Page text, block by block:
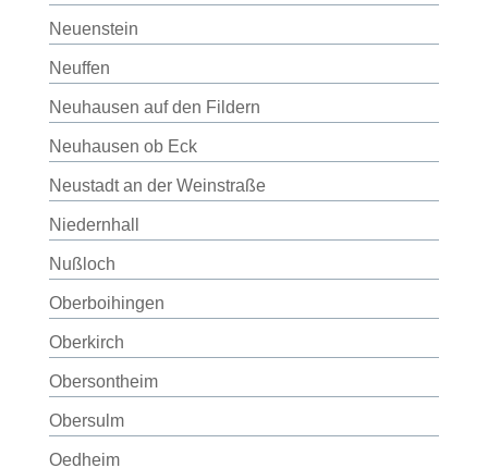
Neuenstein
Neuffen
Neuhausen auf den Fildern
Neuhausen ob Eck
Neustadt an der Weinstraße
Niedernhall
Nußloch
Oberboihingen
Oberkirch
Obersontheim
Obersulm
Oedheim